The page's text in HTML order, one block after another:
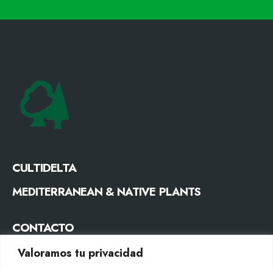
Valoramos tu privacidad
CULTIDELTA
MEDITERRANEAN & NATIVE PLANTS
CONTACTO
Tel. +34 977053013